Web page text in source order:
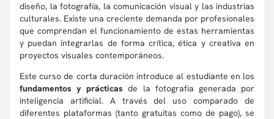
diseño, la fotografía, la comunicación visual y las industrias
culturales. Existe una creciente demanda por profesionales
que comprendan el funcionamiento de estas herramientas
y puedan integrarlas de forma crítica, ética y creativa en
proyectos visuales contemporáneos.
Este curso de corta duración introduce al estudiante en los
fundamentos y prácticas de la fotografía generada por
inteligencia artificial. A través del uso comparado de
diferentes plataformas (tanto gratuitas como de pago), se